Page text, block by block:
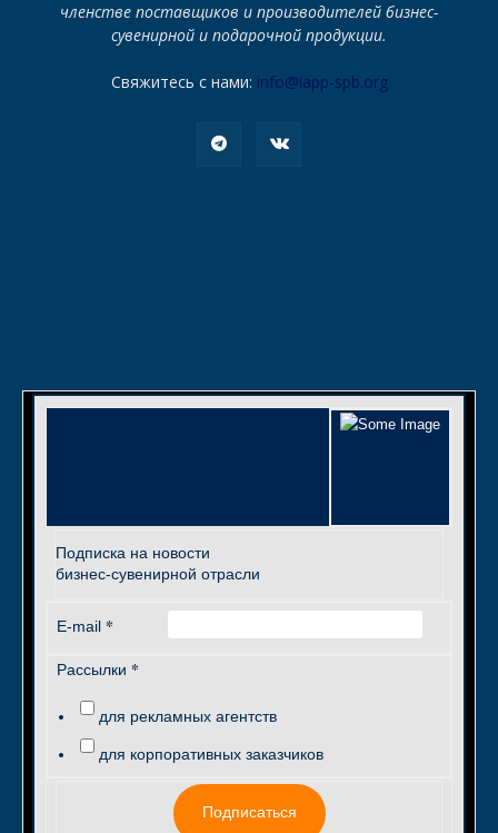
членстве поставщиков и производителей бизнес-
сувенирной и подарочной продукции.
Свяжитесь с нами: info@iapp-spb.org
Подписка на новости
бизнес-сувенирной отрасли
E-mail *
Рассылки *
для рекламных агентств
для корпоративных заказчиков
Подписаться